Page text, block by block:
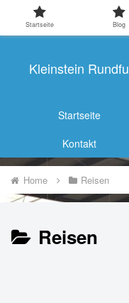
Kleinstein
Startseite
Kontakt
Home Reisen
Reisen
Startseite Blog